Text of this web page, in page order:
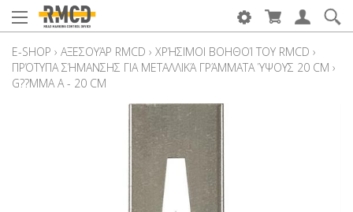
E-SHOP › ΑΞΕΣΟΥΆΡ RMCD › ΧΡΉΣΙΜΟΙ ΒΟΗΘΟΊ ΤΟΥ RMCD ›
ΠΡΌΤΥΠΑ ΣΉΜΑΝΣΗΣ ΓΙΑ ΜΕΤΑΛΛΙΚΆ ΓΡΆΜΜΑΤΑ ΎΨΟΥΣ 20 CM ›
G??ΜΜA A - 20 CM